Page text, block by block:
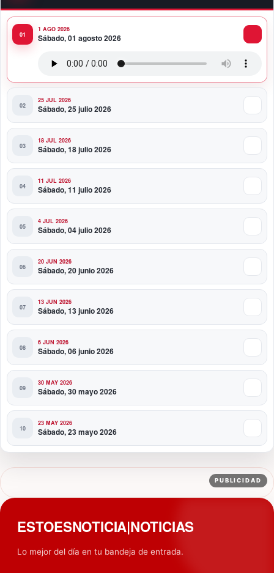
10:34 PM
Presidente Abinader participa en la transmisión de
Colombia
1 AGO 2026
Sábado, 01 agosto 2026
25 JUL 2026
Sábado, 25 julio 2026
18 JUL 2026
Sábado, 18 julio 2026
11 JUL 2026
Sábado, 11 julio 2026
4 JUL 2026
Sábado, 04 julio 2026
20 JUN 2026
Sábado, 20 junio 2026
13 JUN 2026
Sábado, 13 junio 2026
6 JUN 2026
Sábado, 06 junio 2026
30 MAY 2026
Sábado, 30 mayo 2026
23 MAY 2026
Sábado, 23 mayo 2026
PUBLICIDAD
ESTOESNOTICIA|NOTICIAS
Lo mejor del día en tu bandeja de entrada.